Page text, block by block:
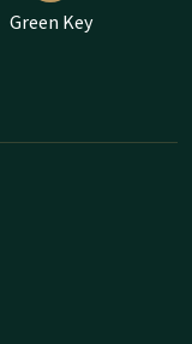
Green Key